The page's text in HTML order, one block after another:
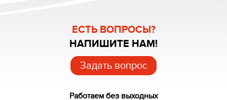
ЕСТЬ ВОПРОСЫ?
НАПИШИТЕ НАМ!
Задать вопрос
Работаем без выходных